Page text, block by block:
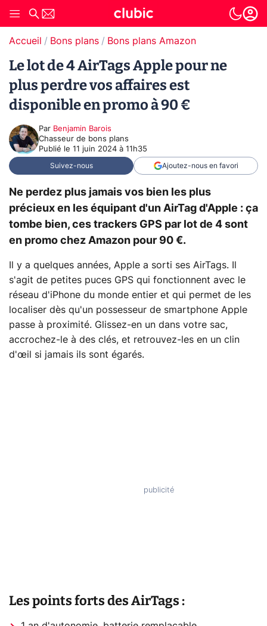
Accueil Bons plans Bons plans Amazon
Le lot de 4 AirTags Apple pour ne
plus perdre vos affaires est
disponible en promo à 90 €
Par Benjamin Barois
Chasseur de bons plans
Publié le 11 juin 2024 à 11h35
Suivez-nous Ajoutez-nous en favori
Ne perdez plus jamais vos bien les plus
précieux en les équipant d'un AirTag d'Apple : ça
tombe bien, ces trackers GPS par lot de 4 sont
en promo chez Amazon pour 90 €.
Il y a quelques années, Apple a sorti ses AirTags. Il
s'agit de petites puces GPS qui fonctionnent avec le
réseau d'iPhone du monde entier et qui permet de les
localiser dès qu'un possesseur de smartphone Apple
passe à proximité. Glissez-en un dans votre sac,
accrochez-le à des clés, et retrouvez-les en un clin
d'œil si jamais ils sont égarés.
Les points forts des AirTags :